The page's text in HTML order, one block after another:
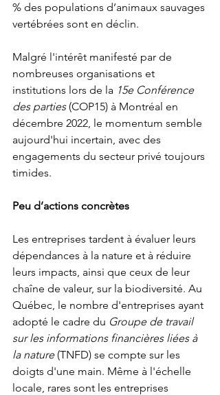
% des populations d’animaux sauvages
vertébrées sont en déclin.
Malgré l'intérêt manifesté par de
nombreuses organisations et
institutions lors de la 15e Conférence
des parties (COP15) à Montréal en
décembre 2022, le momentum semble
aujourd'hui incertain, avec des
engagements du secteur privé toujours
timides.
Peu d’actions concrètes
Les entreprises tardent à évaluer leurs
dépendances à la nature et à réduire
leurs impacts, ainsi que ceux de leur
chaîne de valeur, sur la biodiversité. Au
Québec, le nombre d'entreprises ayant
adopté le cadre du Groupe de travail
sur les informations financières liées à
la nature (TNFD) se compte sur les
doigts d'une main. Même à l'échelle
locale, rares sont les entreprises